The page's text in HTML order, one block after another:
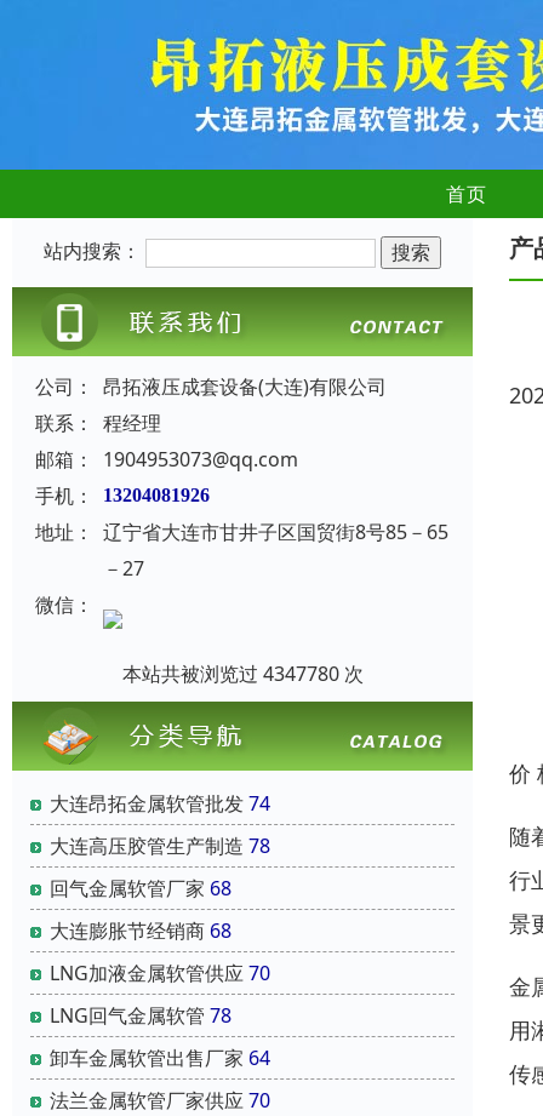
首页
站内搜索：
公司：
昂拓液压成套设备(大连)有限公司
联系：
程经理
邮箱：
1904953073@qq.com
手机：
13204081926
地址：
辽宁省大连市甘井子区国贸街8号85－65
－27
微信：
本站共被浏览过 4347780 次
大连昂拓金属软管批发74
大连高压胶管生产制造 78
回气金属软管厂家 68
大连膨胀节经销商 68
LNG加液金属软管供应70
LNG回气金属软管 78
卸车金属软管出售厂家 64
法兰金属软管厂家供应70
产
价
随
行
景
金
用
传